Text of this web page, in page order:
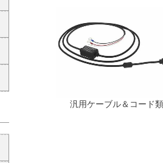
汎用ケーブル＆コード類